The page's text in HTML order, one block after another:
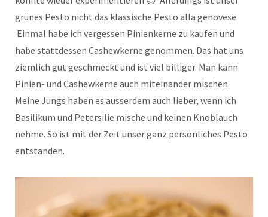
grünes Pesto nicht das klassische Pesto alla genovese.
Einmal habe ich vergessen Pinienkerne zu kaufen und
habe stattdessen Cashewkerne genommen. Das hat uns
ziemlich gut geschmeckt und ist viel billiger. Man kann
Pinien- und Cashewkerne auch miteinander mischen.
Meine Jungs haben es ausserdem auch lieber, wenn ich
Basilikum und Petersilie mische und keinen Knoblauch
nehme. So ist mit der Zeit unser ganz persönliches Pesto
entstanden.